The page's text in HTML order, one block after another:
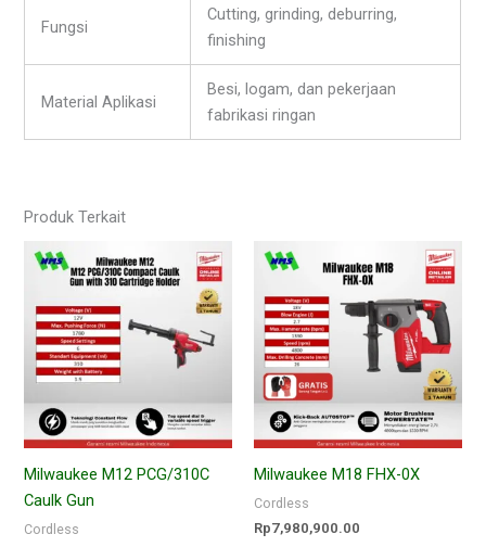
Fungsi
Cutting, grinding, deburring,
finishing
Material Aplikasi
Besi, logam, dan pekerjaan
fabrikasi ringan
Produk Terkait
Milwaukee M12 PCG/310C
Caulk Gun
Cordless
Milwaukee M18 FHX-0X
Cordless
Rp7,980,900.00